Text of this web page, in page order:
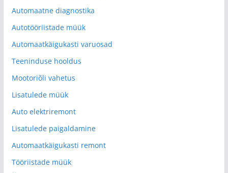
Automaatne diagnostika
Autotööriistade müük
Automaatkäigukasti varuosad
Teeninduse hooldus
Mootoriõli vahetus
Lisatulede müük
Auto elektriremont
Lisatulede paigaldamine
Automaatkäigukasti remont
Tööriistade müük